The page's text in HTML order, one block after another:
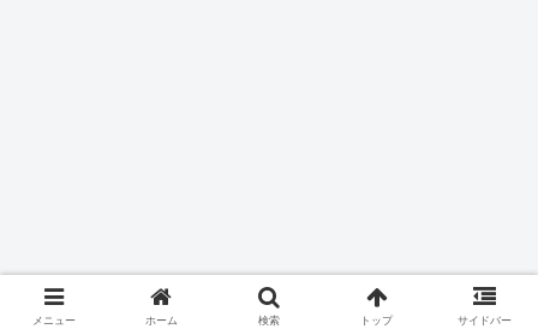
メニュー ホーム 検索 トップ サイドバー